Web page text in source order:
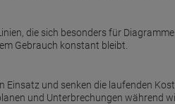
die sich besonders für
Gebrauch konstant bleibt.
und senken die laufenden
und Unterbrechungen während